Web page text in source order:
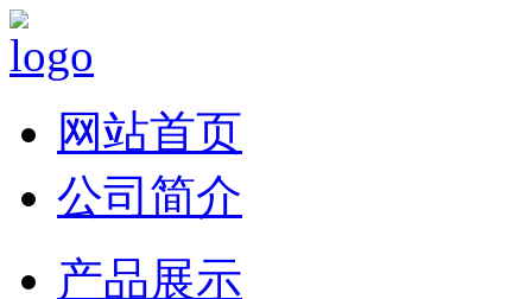
网站首页
公司简介
产品展示